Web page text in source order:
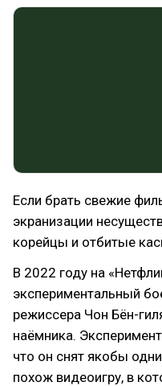
Если брать свежие
экранизации
корейцы и отбитые
В 2022 году на
экспериментальный
режиссера Чон Бён-
наёмника.
что он снят якобы
похож видеоигру, в